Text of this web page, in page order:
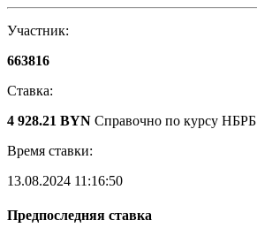
Участник:
663816
Ставка:
4 928.21 BYN Справочно по курсу НБРБ
Время ставки:
13.08.2024 11:16:50
Предпоследняя ставка